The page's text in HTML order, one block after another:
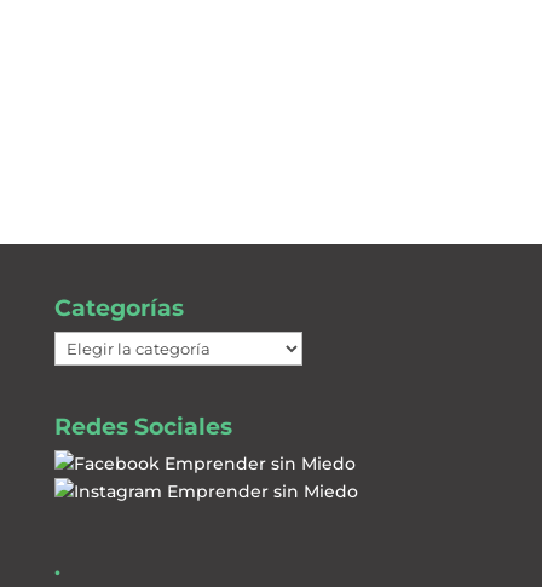
Categorías
Categorías
Redes Sociales
.